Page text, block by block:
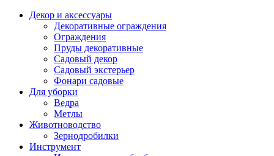
Декор и аксессуары
Декоративные ограждения
Ограждения
Пруды декоративные
Садовый декор
Садовый экстерьер
Фонари садовые
Для уборки
Ведра
Метлы
Животноводство
Зернодробилки
Инструмент